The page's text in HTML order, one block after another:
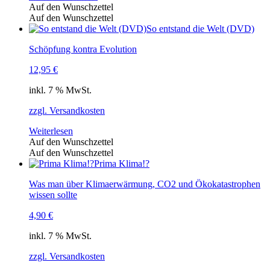
Auf den Wunschzettel
Auf den Wunschzettel
So entstand die Welt (DVD)
Schöpfung kontra Evolution
12,95 €
inkl. 7 % MwSt.
zzgl. Versandkosten
Weiterlesen
Auf den Wunschzettel
Auf den Wunschzettel
Prima Klima!?
Was man über Klimaerwärmung, CO2 und Ökokatastrophen
wissen sollte
4,90 €
inkl. 7 % MwSt.
zzgl. Versandkosten